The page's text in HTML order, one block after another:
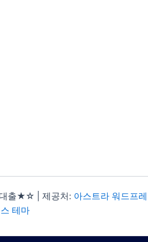
출★☆ | 제공처: 아스트라 워드프레
스 테마